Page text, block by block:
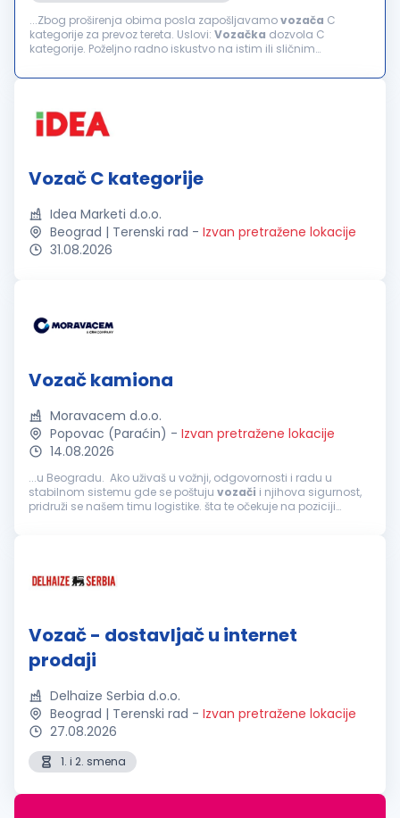
...Zbog proširenja obima posla zapošljavamovozača C
kategorije za prevoz tereta. Uslovi: Vozačka dozvola C
kategorije. Poželjno radno iskustvo na istim ili sličnim
prema poslu. Savesno...
Vozač C kategorije
Idea Marketi d.o.o.
Beograd | Terenski rad - Izvan pretražene lokacije
31.08.2026
Vozač kamiona
Moravacem d.o.o.
Popovac (Paraćin) - Izvan pretražene lokacije
14.08.2026
...u Beogradu. Ako uživaš u vožnji, odgovornosti i radu u
stabilnom sistemu gde se poštuju vozači i njihova sigurnost,
pridruži se našem timu logistike. šta te očekuje na poziciji
Vozač - dostavljač u internet
prodaji
Delhaize Serbia d.o.o.
Beograd | Terenski rad - Izvan pretražene lokacije
27.08.2026
1. i 2. smena